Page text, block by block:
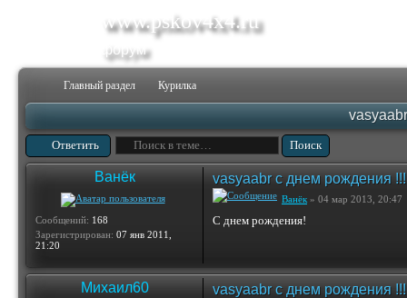
www.pskov4x4.ru
форум
Главный раздел Курилка
Ответить
Ванёк
Сообщений: 168
Зарегистрирован: 07 янв 2011,
21:20
vasyaabr с днем рождения !!!
Ванёк » 04 мар 2013, 20:47
С днем рождения!
Михаил60 vasyaabr с днем рождения !!!